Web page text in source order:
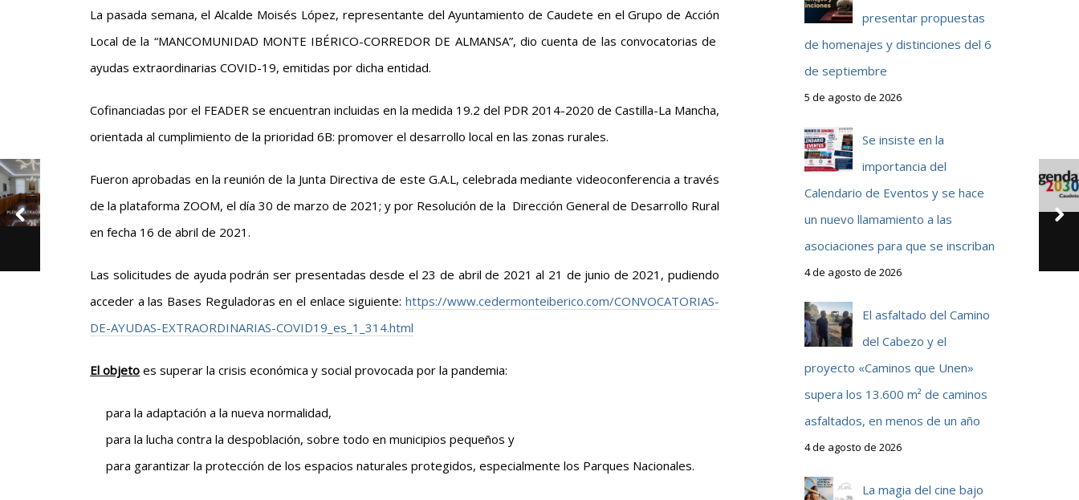
La pasada semana, el Alcalde Moisés López, representante del Ayuntamiento de Caudete en el Grupo de Acción
Local de la “MANCOMUNIDAD MONTE IBÉRICO-CORREDOR DE ALMANSA”, dio cuenta de las convocatorias de
ayudas extraordinarias COVID-19, emitidas por dicha entidad.
Cofinanciadas por el FEADER se encuentran incluidas en la medida 19.2 del PDR 2014-2020 de Castilla-La Mancha,
orientada al cumplimiento de la prioridad 6B: promover el desarrollo local en las zonas rurales.
Fueron aprobadas en la reunión de la Junta Directiva de este G.A.L, celebrada mediante videoconferencia a través
de la plataforma ZOOM, el día 30 de marzo de 2021; y por Resolución de la Dirección General de Desarrollo Rural
en fecha 16 de abril de 2021.
Las solicitudes de ayuda podrán ser presentadas desde el 23 de abril de 2021 al 21 de junio de 2021, pudiendo
acceder a las Bases Reguladoras en el enlace siguiente: https://www.cedermonteiberico.com/CONVOCATORIAS-
DE-AYUDAS-EXTRAORDINARIAS-COVID19_es_1_314.html
El objeto es superar la crisis económica y social provocada por la pandemia:
para la adaptación a la nueva normalidad,
para la lucha contra la despoblación, sobre todo en municipios pequeños y
para garantizar la protección de los espacios naturales protegidos, especialmente los Parques Nacionales.
presentar propuestas
de homenajes y distinciones del 6
de septiembre
5 de agosto de 2026
Se insiste en la
importancia del
Calendario de Eventos y se hace
un nuevo llamamiento a las
asociaciones para que se inscriban
4 de agosto de 2026
El asfaltado del Camino
del Cabezo y el
proyecto «Caminos que Unen»
supera los 13.600 m² de caminos
asfaltados, en menos de un año
4 de agosto de 2026
La magia del cine bajo